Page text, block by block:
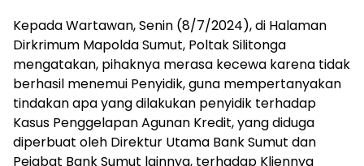
Kepada Wartawan, Senin (8/7/2024), di Halaman
Dirkrimum Mapolda Sumut, Poltak Silitonga
mengatakan, pihaknya merasa kecewa karena tidak
berhasil menemui Penyidik, guna mempertanyakan
tindakan apa yang dilakukan penyidik terhadap
Kasus Penggelapan Agunan Kredit, yang diduga
diperbuat oleh Direktur Utama Bank Sumut dan
Pejabat Bank Sumut lainnya, terhadap Kliennya